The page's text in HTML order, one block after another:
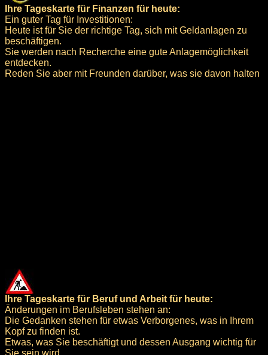
Ihre Tageskarte für Finanzen für heute:
Ein guter Tag für Investitionen:
Heute ist für Sie der richtige Tag, sich mit Geldanlagen zu
beschäftigen.
Sie werden nach Recherche eine gute Anlagemöglichkeit
entdecken.
Reden Sie aber mit Freunden darüber, was sie davon halten
Ihre Tageskarte für Beruf und Arbeit für heute:
Änderungen im Berufsleben stehen an:
Die Gedanken stehen für etwas Verborgenes, was in Ihrem
Kopf zu finden ist.
Etwas, was Sie beschäftigt und dessen Ausgang wichtig für
Sie sein wird.